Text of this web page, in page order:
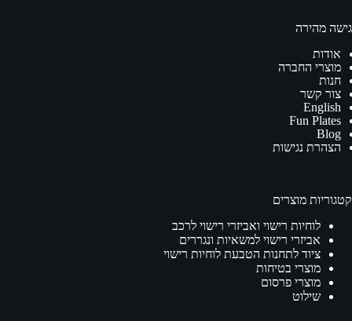
גישה מהירה
אודות
מוצרי החברה
חנות
צור קשר
English
Fun Plates
Blog
הצהרת נגישות
קטגוריות מוצרים
לוחיות רישוי ואביזרי רישוי לרכב
אביזרי רישוי למשאיות ונגררים
ציוד לתחנות הטבעת לוחיות רישוי
מוצרי בטיחות
מוצרי פרסום
שילוט